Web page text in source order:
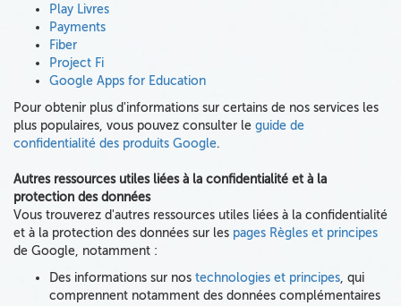
Play Livres
Payments
Fiber
Project Fi
Google Apps for Education
Pour obtenir plus d'informations sur certains de nos services les
plus populaires, vous pouvez consulter le guide de
confidentialité des produits Google.
Autres ressources utiles liées à la confidentialité et à la
protection des données
Vous trouverez d'autres ressources utiles liées à la confidentialité
et à la protection des données sur les pages Règles et principes
de Google, notamment :
Des informations sur nos technologies et principes, qui
comprennent notamment des données complémentaires